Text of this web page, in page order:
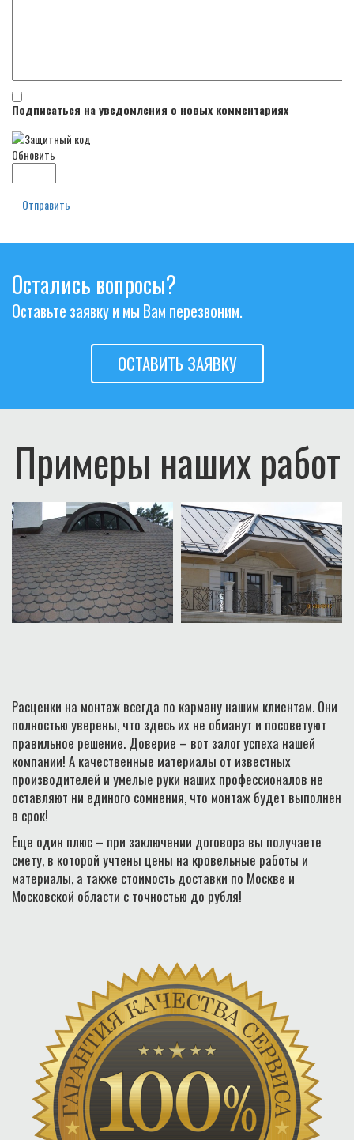
Подписаться на уведомления о новых комментариях
Обновить
Отправить
Остались вопросы?
Оставьте заявку и мы Вам перезвоним.
ОСТАВИТЬ ЗАЯВКУ
Примеры наших работ
Расценки на монтаж всегда по карману нашим клиентам. Они
полностью уверены, что здесь их не обманут и посоветуют
правильное решение. Доверие – вот залог успеха нашей
компании! А качественные материалы от известных
производителей и умелые руки наших профессионалов не
оставляют ни единого сомнения, что монтаж будет выполнен
в срок!
Еще один плюс – при заключении договора вы получаете
смету, в которой учтены цены на кровельные работы и
материалы, а также стоимость доставки по Москве и
Московской области с точностью до рубля!